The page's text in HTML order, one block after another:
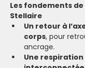
Les fondements
Stellaire
Un retour à
corps, pour
ancrage.
Une respiration